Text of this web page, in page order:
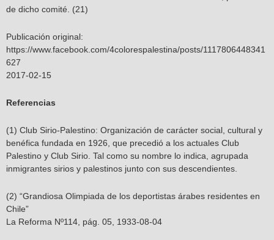
de dicho comité. (21)
Publicación original:
https://www.facebook.com/4colorespalestina/posts/1117806448341
627
2017-02-15
Referencias
(1) Club Sirio-Palestino: Organización de carácter social, cultural y
benéfica fundada en 1926, que precedió a los actuales Club
Palestino y Club Sirio. Tal como su nombre lo indica, agrupada
inmigrantes sirios y palestinos junto con sus descendientes.
(2) “Grandiosa Olimpiada de los deportistas árabes residentes en
Chile”
La Reforma Nº114, pág. 05, 1933-08-04